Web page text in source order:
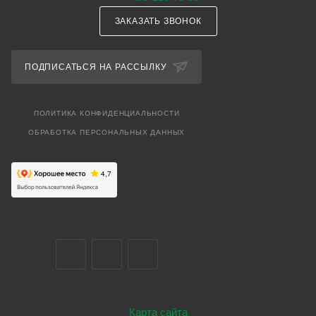
ЗАКАЗАТЬ ЗВОНОК
ПОДПИСАТЬСЯ НА РАССЫЛКУ
ПОЛИТИКА КОНФИДЕНЦИАЛЬНОСТИ
ОБРАБОТКА ПЕРСОНАЛЬНЫХ ДАННЫХ
Карта сайта